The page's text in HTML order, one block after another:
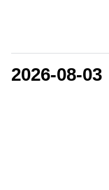
2026-08-03